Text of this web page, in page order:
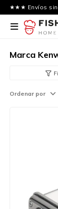
★★★ Envíos

Marca
Ordenar por